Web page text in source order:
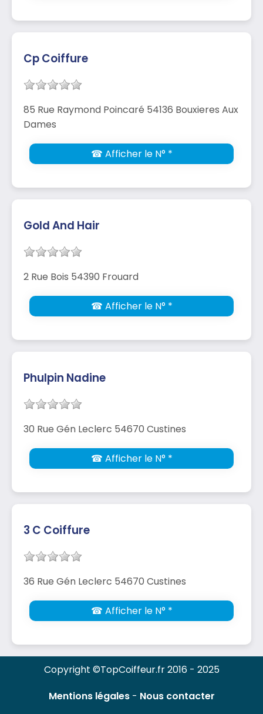
Cp Coiffure
85 Rue Raymond Poincaré 54136 Bouxieres Aux
Dames
☎ Afficher le N° *
Gold And Hair
2 Rue Bois 54390 Frouard
☎ Afficher le N° *
Phulpin Nadine
30 Rue Gén Leclerc 54670 Custines
☎ Afficher le N° *
3 C Coiffure
36 Rue Gén Leclerc 54670 Custines
☎ Afficher le N° *
Copyright ©TopCoiffeur.fr 2016 - 2025
Mentions légales- Nous contacter